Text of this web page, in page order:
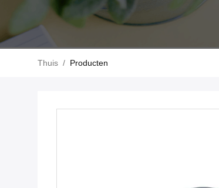
Thuis / Producten